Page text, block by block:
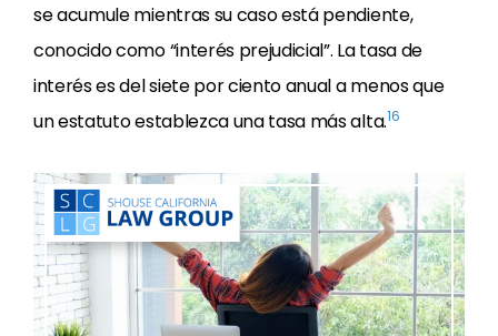
se acumule mientras su caso está pendiente,
conocido como “interés prejudicial”. La tasa de
interés es del siete por ciento anual a menos que
un estatuto establezca una tasa más alta.16